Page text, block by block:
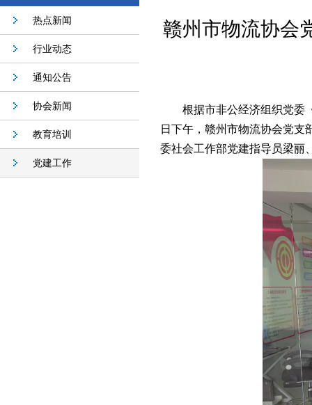
热点新闻
行业动态
通知公告
协会新闻
教育培训
党建工作
赣州市物流协会
根据市非公经济组织党委
日下午，赣州市物流协会党支
委社会工作部党建指导员梁丽